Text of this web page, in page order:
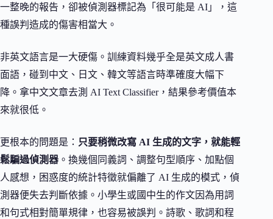
一整晚的報告，卻被偵測器標記為「很可能是 AI」，這
種誤判造成的傷害相當大。
非英文語言是一大硬傷。訓練資料幾乎全是英文成人書
面語，碰到中文、日文、韓文等語言時準確度大幅下
降。拿中文文章去測 AI Text Classifier，結果參考價值本
來就很低。
更根本的問題是： 只要稍微改寫 AI 生成的文字，就能輕
鬆騙過偵測器 。換幾個同義詞、調整句型順序、加點個
人感想，困惑度的統計特徵就偏離了 AI 生成的模式，偵
測器便失去判斷依據。小學生或國中生的作文因為用詞
和句式相對簡單規律，也容易被誤判。詩歌、歌詞和程